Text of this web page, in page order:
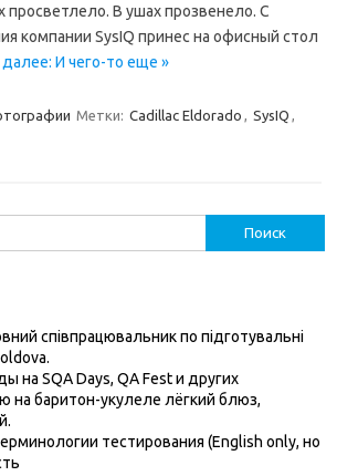
просветлело. В ушах прозвенело. C
компании SysIQ принес на офисный стол
И чего-то еще »
Метки: Cadillac Eldorado , SysIQ ,
спiвпрацювальник по підготувальні
на SQA Days, QA Fest и других
на баритон-укулеле лёгкий блюз,
тестирования (English only, но